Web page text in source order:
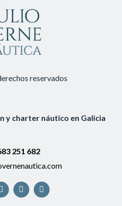
reservados
y charter náutico en Galicia
251 682